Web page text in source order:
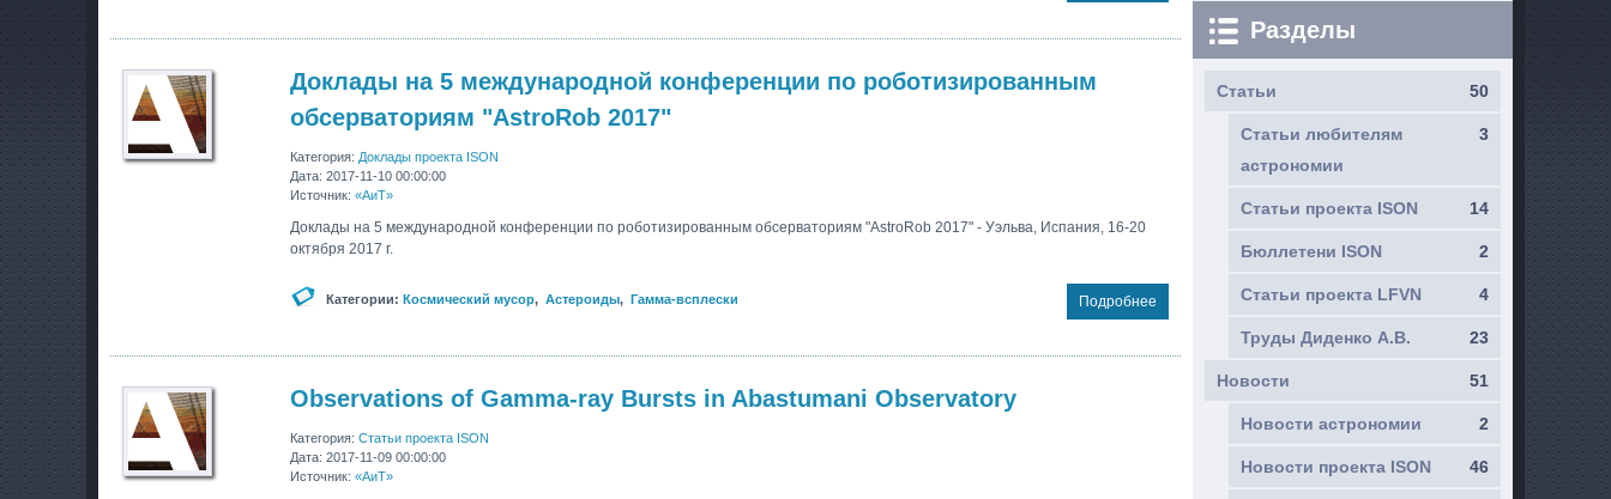
Доклады на 5 международной конференции по роботизированным
обсерваториям "AstroRob 2017"
Категория: Доклады проекта ISON
Дата: 2017-11-10 00:00:00
Источник: «АиТ»
Доклады на 5 международной конференции по роботизированным обсерваториям "AstroRob 2017" - Уэльва, Испания, 16-20
октября 2017 г.
Подробнее
Категории: Космический мусор, Астероиды, Гамма-всплески
Observations of Gamma-ray Bursts in Abastumani Observatory
Категория: Статьи проекта ISON
Дата: 2017-11-09 00:00:00
Источник: «АиТ»
Разделы
50
Статьи
3
Статьи любителям
астрономии
14
Статьи проекта ISON
2
Бюллетени ISON
4
Статьи проекта LFVN
23
Труды Диденко А.В.
51
Новости
2
Новости астрономии
46
Новости проекта ISON